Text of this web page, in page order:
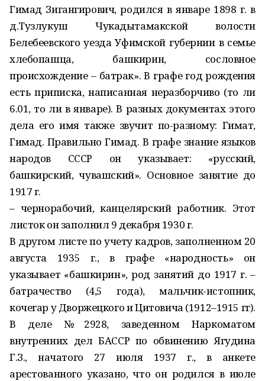
Гимад Зигангирович, родился в январе 1898 г. в
д.Тузлукуш Чукадытамакской волости
Белебеевского уезда Уфимской губернии в семье
хлебопашца, башкирин, сословное
происхождение – батрак». В графе год рождения
есть приписка, написанная неразборчиво (то ли
6.01, то ли в январе). В разных документах этого
дела его имя также звучит по-разному: Гимат,
Гимад. Правильно Гимад. В графе знание языков
народов СССР он указывает: «русский,
башкирский, чувашский». Основное занятие до
1917 г.
– чернорабочий, канцелярский работник. Этот
листок он заполнил 9 декабря 1930 г.
В другом листе по учету кадров, заполненном 20
августа 1935 г., в графе «народность» он
указывает «башкирин», род занятий до 1917 г. –
батрачество (4,5 года), мальчик-истопник,
кочегар у Дворжецкого и Цитовича (1912–1915 гг).
В деле №2928, заведенном Наркоматом
внутренних дел БАССР по обвинению Ягудина
Г.З., начатого 27 июля 1937 г., в анкете
арестованного указано, что он родился в июле